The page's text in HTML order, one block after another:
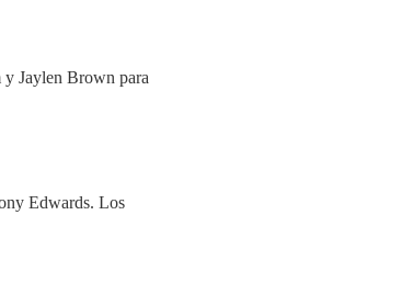
y Jaylen Brown para
Edwards. Los